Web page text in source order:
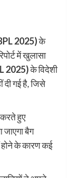
2025)के
में खुलासा
2025)के विदेशी
दी गई है, जिसे
हुए
जाएगा बैग
होने के कारण कई